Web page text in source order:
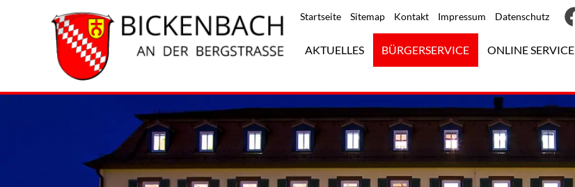
Startseite Sitemap Kontakt Impressum Datenschutz
AKTUELLES BÜRGERSERVICE ONLINE SERVICE